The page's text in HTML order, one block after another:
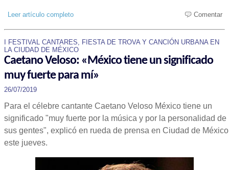
Leer artículo completo Comentar
I FESTIVAL CANTARES, FIESTA DE TROVA Y CANCIÓN URBANA EN
LA CIUDAD DE MÉXICO
Caetano Veloso: «México tiene un significado
muy fuerte para mí»
26/07/2019
Para el célebre cantante Caetano Veloso México tiene un
significado "muy fuerte por la música y por la personalidad de
sus gentes", explicó en rueda de prensa en Ciudad de México
este jueves.